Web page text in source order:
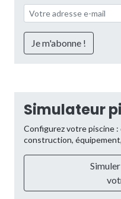
Simulateur
Configurez votre piscine
construction,